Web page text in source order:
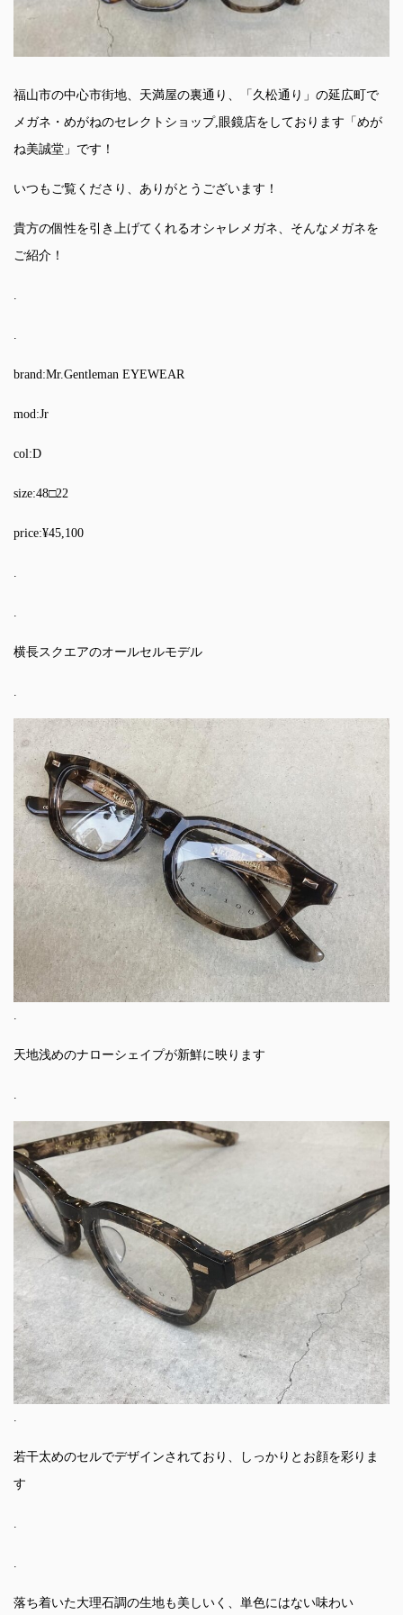
福山市の中心市街地、天満屋の裏通り、「久松通り」の延広町で
メガネ・めがねのセレクトショップ,眼鏡店をしております「めが
ね美誠堂」です！
いつもご覧くださり、ありがとうございます！
貴方の個性を引き上げてくれるオシャレメガネ、そんなメガネを
ご紹介！
.
.
brand:Mr.Gentleman EYEWEAR
mod:Jr
col:D
size:48□22
price:¥45,100
.
.
横長スクエアのオールセルモデル
.
天地浅めのナローシェイプが新鮮に映ります
.
若干太めのセルでデザインされており、しっかりとお顔を彩りま
す
.
.
落ち着いた大理石調の生地も美しいく、単色にはない味わい